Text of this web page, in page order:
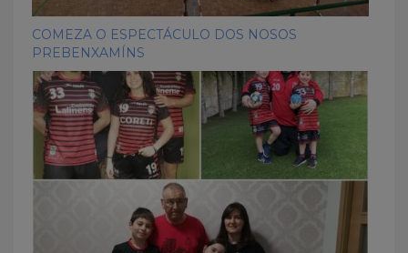
COMEZA O ESPECTÁCULO DOS NOSOS
PREBENXAMÍNS